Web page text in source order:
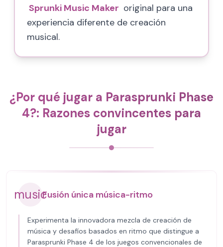
Sprunki Music Maker original para una
experiencia diferente de creación
musical.
¿Por qué jugar a Parasprunki Phase
4?: Razones convincentes para
jugar
musicFusión única música-ritmo
Experimenta la innovadora mezcla de creación de
música y desafíos basados en ritmo que distingue a
Parasprunki Phase 4 de los juegos convencionales de